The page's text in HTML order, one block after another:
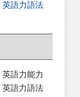
英語力語法
語力能力
英語力語法